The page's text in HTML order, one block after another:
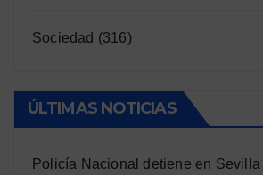
Sociedad (316)
ÚLTIMAS NOTICIAS
Policía Nacional detiene en